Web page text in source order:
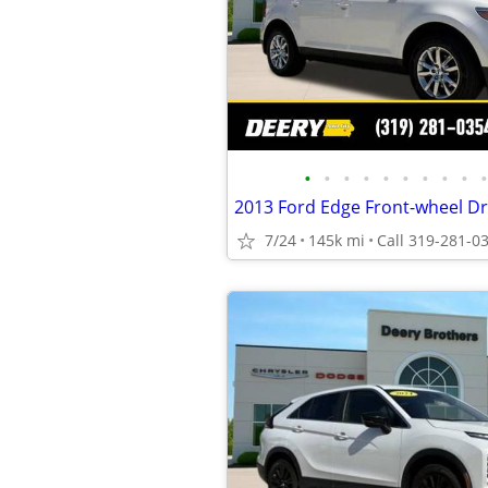
• • • • • • • • • •
7/24 145k mi Call 319-281-